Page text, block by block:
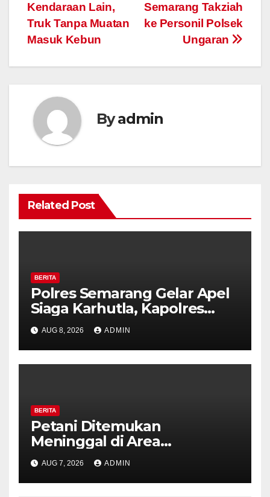
Semarang Takziah
ke Personil Polsek
Ungaran
Kendaraan Lain,
Truk Tanpa Muatan
Masuk Kebun
Byadmin
Related Post
BERITA
Polres Semarang Gelar Apel
Siaga Karhutla, Kapolres
Tekankan Sinergi dan
Kesiapsiagaan Hadapi Musim
Kemarau.
AUG 8, 2026 ADMIN
BERITA
Petani Ditemukan
Meninggal di Area
Persawahan Kalibeji, Polisi
Pastikan Tidak Ada Tanda
Kekerasan
AUG 7, 2026 ADMIN